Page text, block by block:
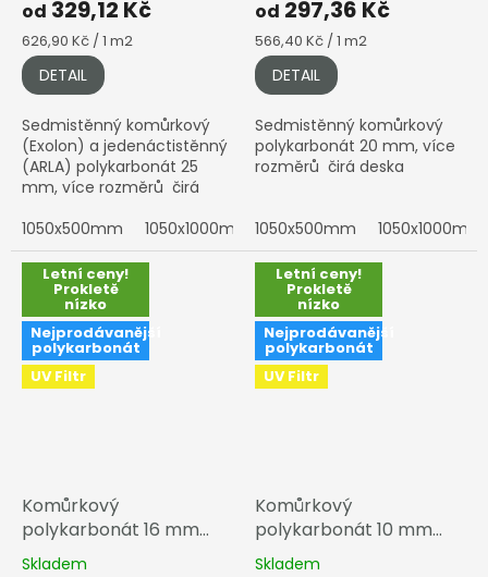
od 329,12 Kč
Měrná
cena:
626,90 Kč / 1 m2
DETAIL
Sedmistěnný komůrkový
(Exolon) a jedenáctistěnný
(ARLA) polykarbonát 25
mm, více rozměrů čirá
1050x500mm
1050x1000mm 1050x1500mm
od 297,36 Kč
Měrná
cena:
566,40 Kč / 1 m2
DETAIL
Sedmistěnný komůrkový
polykarbonát 20 mm, více
rozměrů čirá deska
1050x500mm 1050x1000mm
Letní ceny!
Prokletě
nízko
Nejprodávanější
polykarbonát
UV Filtr
Komůrkový
polykarbonát 16 mm
čirá
Skladem
Letní ceny!
Prokletě
nízko
Nejprodávanější
polykarbonát
UV Filtr
Komůrkový
polykarbonát 10 mm
čirá
Skladem